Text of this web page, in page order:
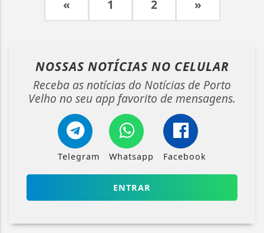
« 1 2 »
NOSSAS NOTÍCIAS NO CELULAR
Receba as notícias do Notícias de Porto
Velho no seu app favorito de mensagens.
Telegram Whatsapp Facebook
ENTRAR